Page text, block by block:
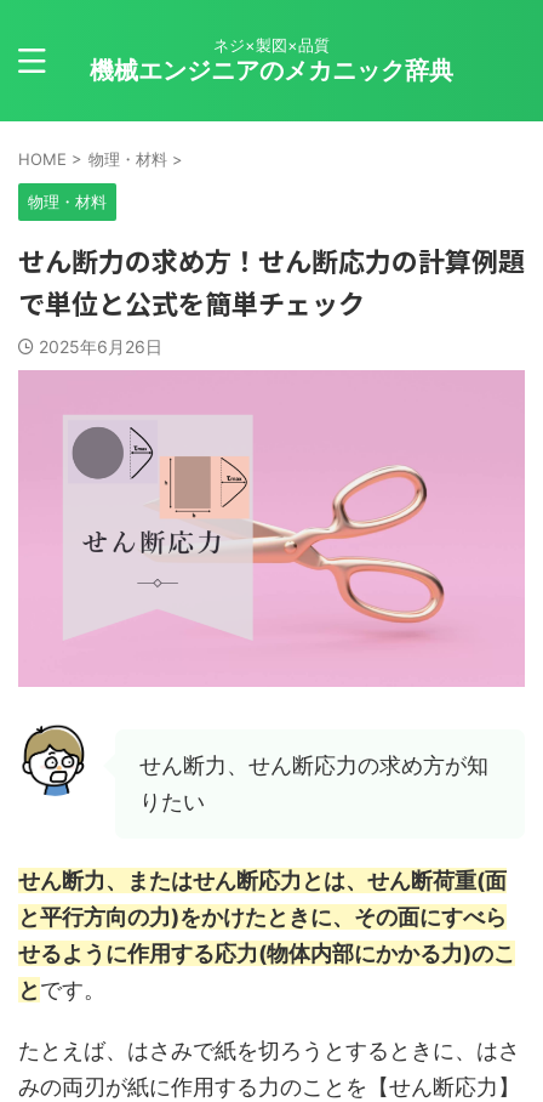
ネジ×製図×品質
機械エンジニアのメカニック辞典
HOME > 物理・材料 >
物理・材料
せん断力の求め方！せん断応力の計算例題
で単位と公式を簡単チェック
2025年6月26日
せん断力、せん断応力の求め方が知
りたい
せん断力、またはせん断応力とは、 せん断荷重(面
と平行方向の力)をかけたときに、その面にすべら
せるように作用する応力(物体内部にかかる力)のこ
とです。
たとえば、はさみで紙を切ろうとするときに、はさ
みの両刃が紙に作用する力のことを【せん断応力】